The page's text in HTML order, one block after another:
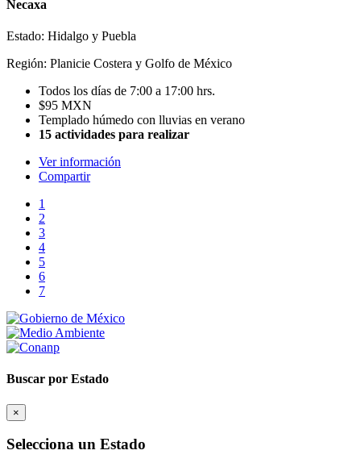
Necaxa
Estado: Hidalgo y Puebla
Región: Planicie Costera y Golfo de México
Todos los días de 7:00 a 17:00 hrs.
$95 MXN
Templado húmedo con lluvias en verano
15 actividades para realizar
Ver información
Compartir
1
2
3
4
5
6
7
Buscar por Estado
×
Selecciona un Estado